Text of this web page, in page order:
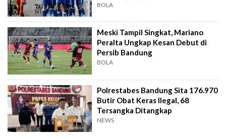
BOLA
Meski Tampil Singkat, Mariano
Peralta Ungkap Kesan Debut di
Persib Bandung
BOLA
Polrestabes Bandung Sita 176.970
Butir Obat Keras Ilegal, 68
Tersangka Ditangkap
NEWS